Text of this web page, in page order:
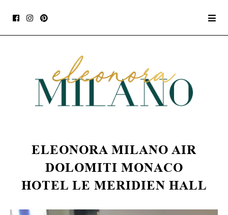
ELEONORA MILANO AIR
DOLOMITI MONACO
HOTEL LE MERIDIEN HALL